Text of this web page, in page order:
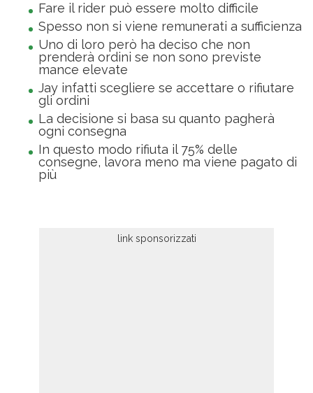
Fare il rider può essere molto difficile
Spesso non si viene remunerati a sufficienza
Uno di loro però ha deciso che non
prenderà ordini se non sono previste
mance elevate
Jay infatti scegliere se accettare o rifiutare
gli ordini
La decisione si basa su quanto pagherà
ogni consegna
In questo modo rifiuta il 75% delle
consegne, lavora meno ma viene pagato di
più